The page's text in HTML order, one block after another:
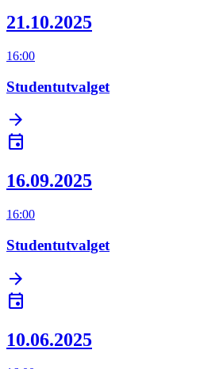
21.10.2025
16:00
Studentutvalget
arrow_forward
event
16.09.2025
16:00
Studentutvalget
arrow_forward
event
10.06.2025